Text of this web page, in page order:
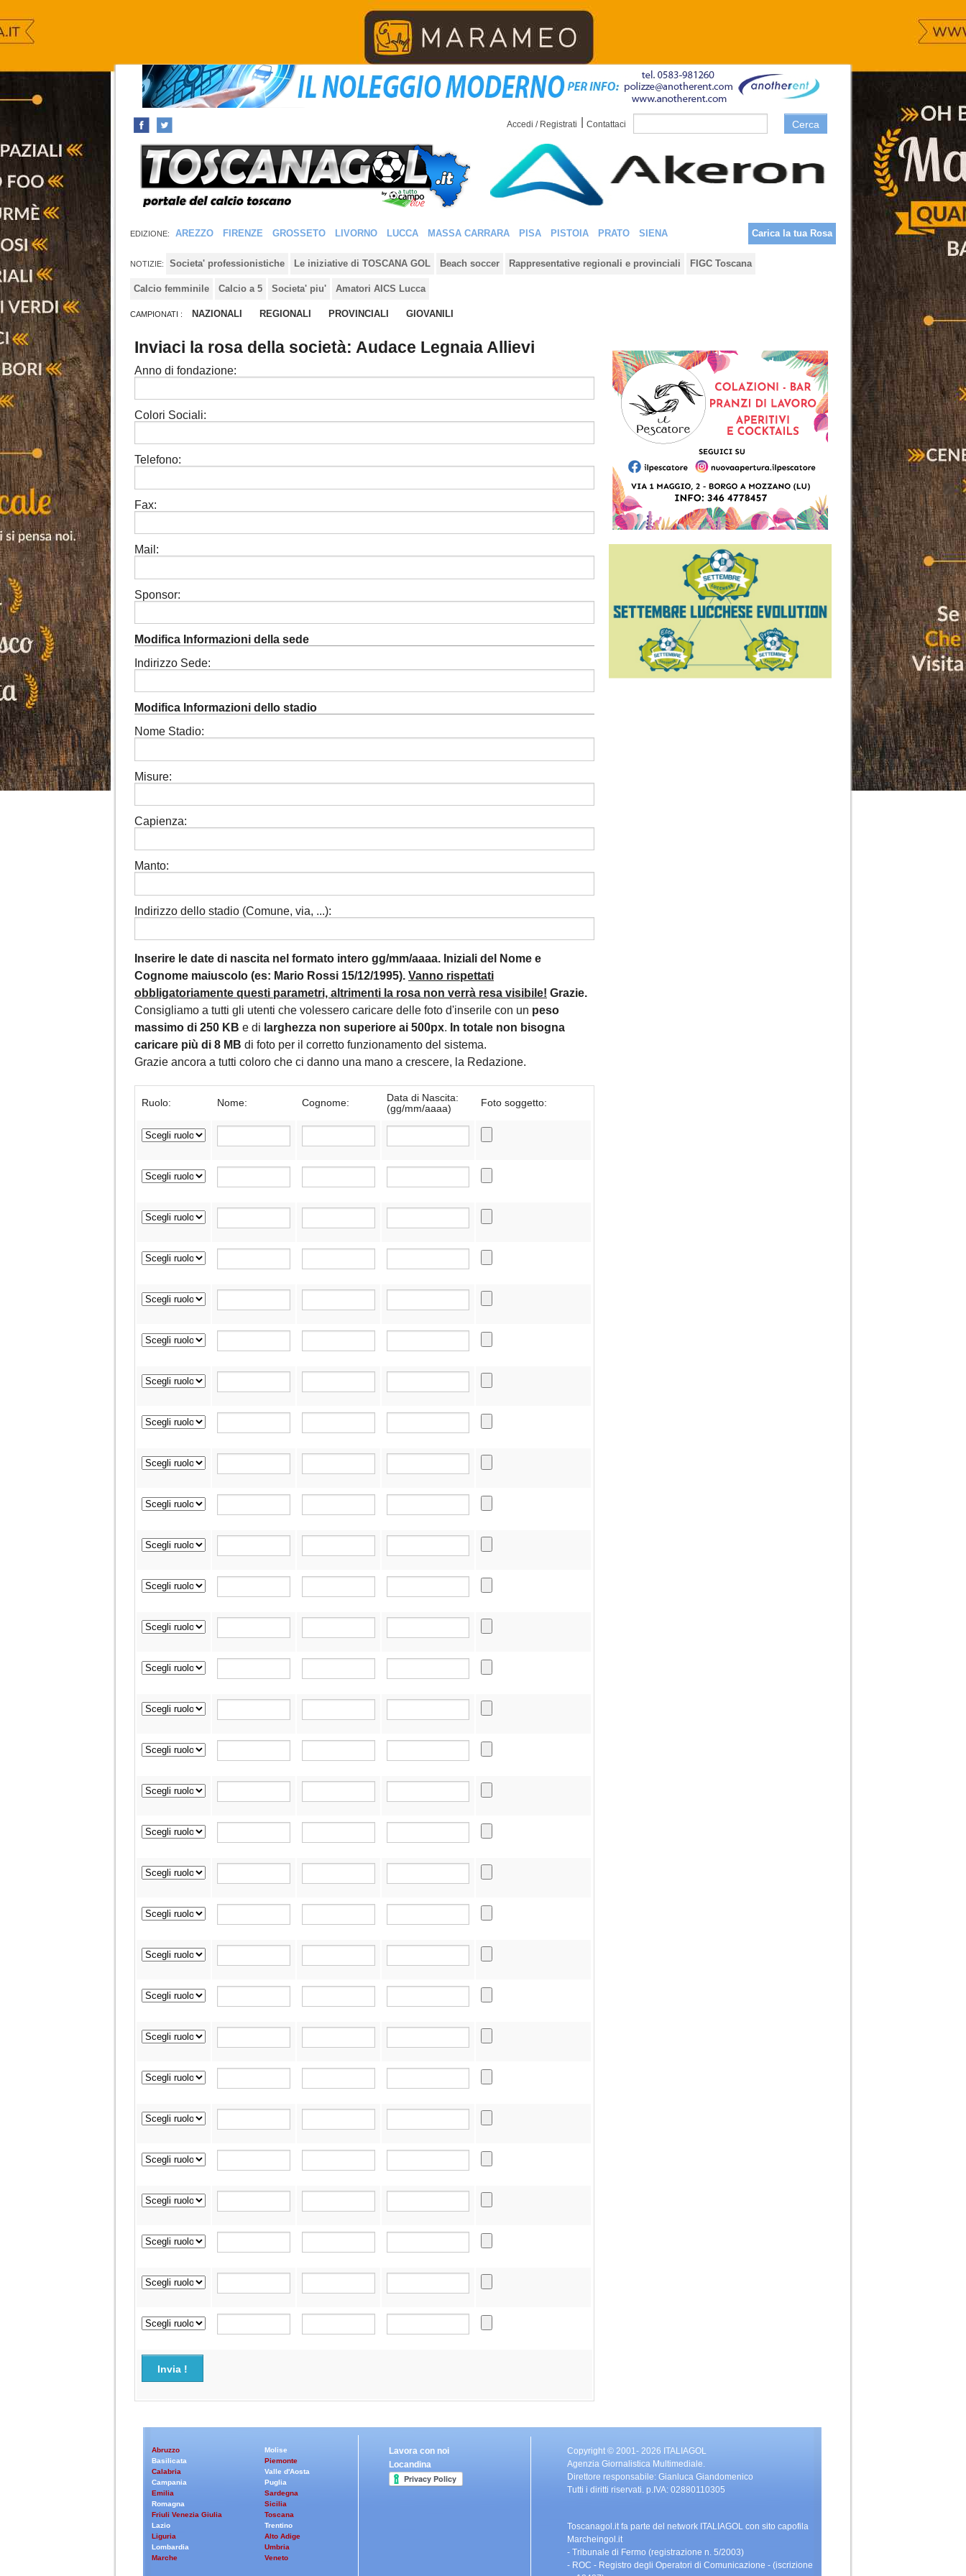
Accedi / Registrati Contattaci Cerca
EDIZIONE: AREZZO FIRENZE GROSSETO LIVORNO LUCCA MASSA CARRARA PISA PISTOIA PRATO SIENA Carica la tua Rosa
NOTIZIE: Societa' professionistiche Le iniziative di TOSCANA GOL Beach soccer Rappresentative regionali e provinciali FIGC Toscana
Calcio femminile Calcio a 5 Societa' piu' Amatori AICS Lucca
CAMPIONATI : NAZIONALI REGIONALI PROVINCIALI GIOVANILI
Inviaci la rosa della società: Audace Legnaia Allievi
Anno di fondazione:
Colori Sociali:
Telefono:
Fax:
Mail:
Sponsor:
Modifica Informazioni della sede
Indirizzo Sede:
Modifica Informazioni dello stadio
Nome Stadio:
Misure:
Capienza:
Manto:
Indirizzo dello stadio (Comune, via, ...):
Inserire le date di nascita nel formato intero gg/mm/aaaa. Iniziali del Nome e
Cognome maiuscolo (es: Mario Rossi 15/12/1995). Vanno rispettati
obbligatoriamente questi parametri, altrimenti la rosa non verrà resa visibile! Grazie.
Consigliamo a tutti gli utenti che volessero caricare delle foto d'inserile con un peso
massimo di 250 KB e di larghezza non superiore ai 500px. In totale non bisogna
caricare più di 8 MB di foto per il corretto funzionamento del sistema.
Grazie ancora a tutti coloro che ci danno una mano a crescere, la Redazione.
Ruolo: Nome: Cognome:
Data di Nascita:
(gg/mm/aaaa)
Foto soggetto:
Invia !
Abruzzo
Basilicata
Calabria
Campania
Emilia
Romagna
Friuli Venezia Giulia
Lazio
Liguria
Lombardia
Marche
Molise
Piemonte
Valle d'Aosta
Puglia
Sardegna
Sicilia
Toscana
Trentino
Alto Adige
Umbria
Veneto
Lavora con noi
Locandina
Copyright © 2001- 2026 ITALIAGOL
Agenzia Giornalistica Multimediale.
Direttore responsabile: Gianluca Giandomenico
Tutti i diritti riservati. p.IVA: 02880110305
Toscanagol.it fa parte del network ITALIAGOL con sito capofila
Marcheingol.it
- Tribunale di Fermo (registrazione n. 5/2003)
- ROC - Registro degli Operatori di Comunicazione - (iscrizione